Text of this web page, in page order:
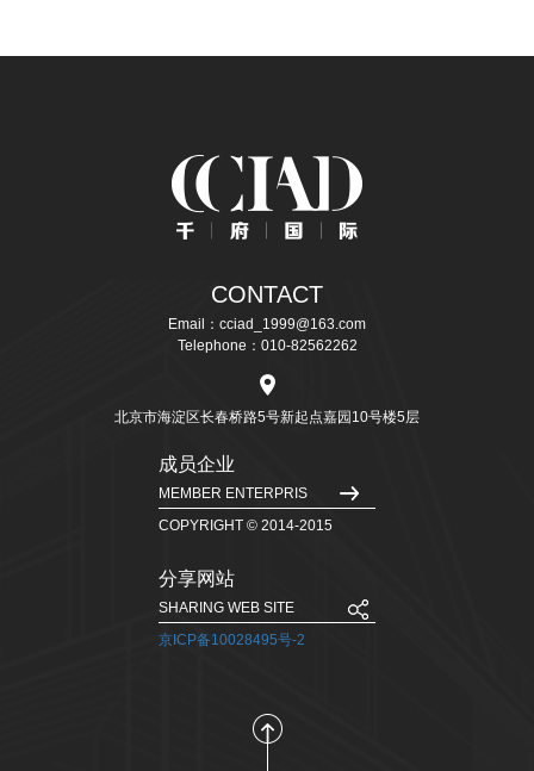
CONTACT
Email：cciad_1999@163.com
Telephone：010-82562262
北京市海淀区长春桥路5号新起点嘉园10号楼5层
成员企业
MEMBER ENTERPRIS
COPYRIGHT © 2014-2015
分享网站
SHARING WEB SITE
京ICP备10028495号-2